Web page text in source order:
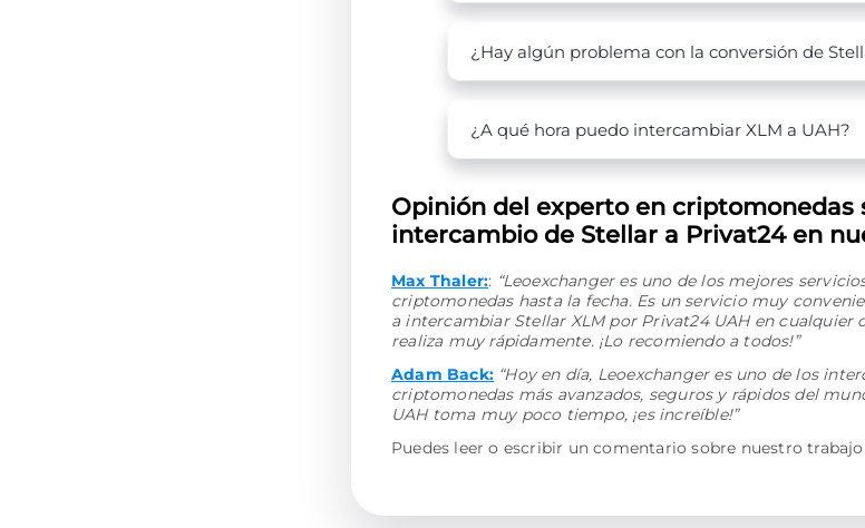
¿Hay algún problema con la conversión de
¿A qué hora puedo intercambiar XLM a UAH?
Opinión del experto en criptomonedas
intercambio de Stellar a Privat24 en
Max Thaler:: “Leoexchanger es uno de los mejores
criptomonedas hasta la fecha. Es un servicio muy
a intercambiar Stellar XLM por Privat24 UAH en cualquier
realiza muy rápidamente. ¡Lo recomiendo a todos!”
Adam Back: “Hoy en día, Leoexchanger es uno de los
criptomonedas más avanzados, seguros y rápidos del
UAH toma muy poco tiempo, ¡es increíble!”
Puedes leer o escribir un comentario sobre nuestro